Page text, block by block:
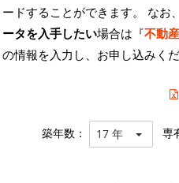
ードすることができます。 なお、
ータを入手したい場合は『不動
の情報を入力し、お申し込みくだ
築年数： 17 年 専